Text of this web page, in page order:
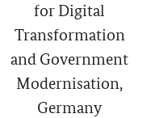
for Digital
Transformation
and Government
Modernisation,
Germany